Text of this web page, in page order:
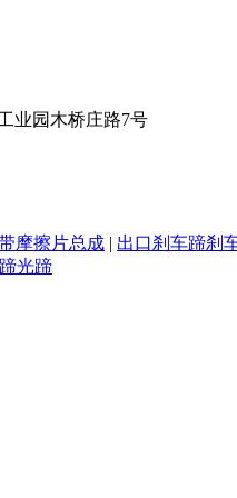
业园木桥庄路7号
摩擦片总成 | 出口刹车蹄刹
光蹄